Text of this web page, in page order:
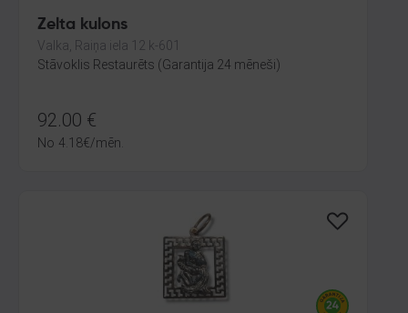
Zelta kulons
Valka, Raiņa iela 12 k-601
Stāvoklis Restaurēts (Garantija 24 mēneši)
92.00 €
No 4.18€/mēn.